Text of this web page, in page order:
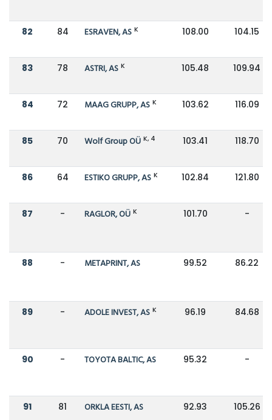
82 84 ESRAVEN, AS K 108.00 104.15
83 78 ASTRI, AS K 105.48 109.94
84 72 MAAG GRUPP, AS K 103.62 116.09
85 70 Wolf Group OÜ K, 4 103.41 118.70
86 64 ESTIKO GRUPP, AS K 102.84 121.80
87 - RAGLOR, OÜ K 101.70 -
88 - METAPRINT, AS 99.52 86.22
89 - ADOLE INVEST, AS K 96.19 84.68
90 - TOYOTA BALTIC, AS 95.32 -
91 81 ORKLA EESTI, AS 92.93 105.26